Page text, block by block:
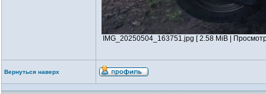
IMG_20250504_163751.jpg [ 2.58 MiB |
Вернуться наверх